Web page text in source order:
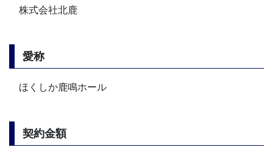
株式会社北鹿
愛称
ほくしか鹿鳴ホール
契約金額